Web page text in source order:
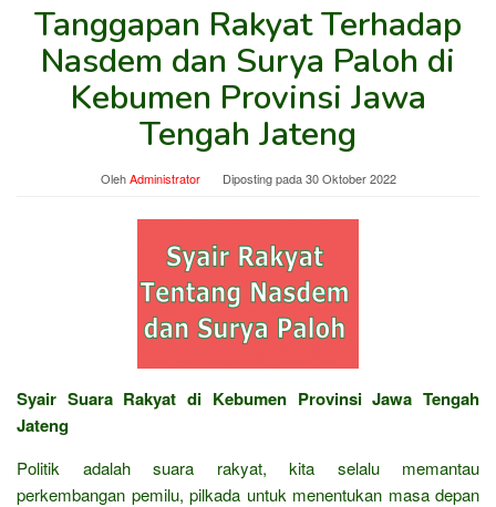
Tanggapan Rakyat Terhadap
Nasdem dan Surya Paloh di
Kebumen Provinsi Jawa
Tengah Jateng
OlehAdministrator Diposting pada30 Oktober 2022
Syair Suara Rakyat di Kebumen Provinsi Jawa Tengah
Jateng
Politik adalah suara rakyat, kita selalu memantau
perkembangan pemilu, pilkada untuk menentukan masa depan